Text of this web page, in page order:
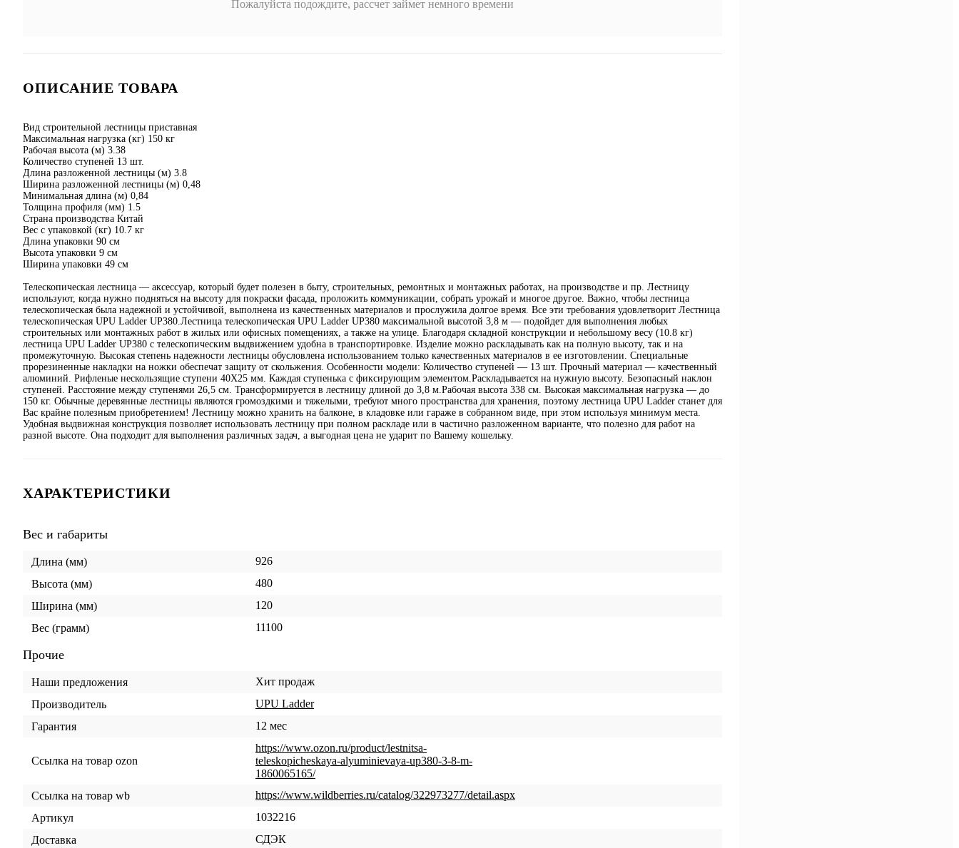
Пожалуйста подождите, рассчет займет немного времени
ОПИСАНИЕ ТОВАРА
Вид строительной лестницы приставная
Максимальная нагрузка (кг) 150 кг
Рабочая высота (м) 3.38
Количество ступеней 13 шт.
Длина разложенной лестницы (м) 3.8
Ширина разложенной лестницы (м) 0,48
Минимальная длина (м) 0,84
Толщина профиля (мм) 1.5
Страна производства Китай
Вес с упаковкой (кг) 10.7 кг
Длина упаковки 90 см
Высота упаковки 9 см
Ширина упаковки 49 см
Телескопическая лестница — аксессуар, который будет полезен в быту, строительных, ремонтных и монтажных работах, на производстве и пр. Лестницу
используют, когда нужно подняться на высоту для покраски фасада, проложить коммуникации, собрать урожай и многое другое. Важно, чтобы лестница
телескопическая была надежной и устойчивой, выполнена из качественных материалов и прослужила долгое время. Все эти требования удовлетворит Лестница
телескопическая UPU Ladder UP380.Лестница телескопическая UPU Ladder UP380 максимальной высотой 3,8 м — подойдет для выполнения любых
строительных или монтажных работ в жилых или офисных помещениях, а также на улице. Благодаря складной конструкции и небольшому весу (10.8 кг)
лестница UPU Ladder UP380 с телескопическим выдвижением удобна в транспортировке. Изделие можно раскладывать как на полную высоту, так и на
промежуточную. Высокая степень надежности лестницы обусловлена использованием только качественных материалов в ее изготовлении. Специальные
прорезиненные накладки на ножки обеспечат защиту от скольжения. Особенности модели: Количество ступеней — 13 шт. Прочный материал — качественный
алюминий. Рифленые нескользящие ступени 40Х25 мм. Каждая ступенька с фиксирующим элементом.Раскладывается на нужную высоту. Безопасный наклон
ступеней. Расстояние между ступенями 26,5 см. Трансформируется в лестницу длиной до 3,8 м.Рабочая высота 338 см. Высокая максимальная нагрузка — до
150 кг. Обычные деревянные лестницы являются громоздкими и тяжелыми, требуют много пространства для хранения, поэтому лестница UPU Ladder станет для
Вас крайне полезным приобретением! Лестницу можно хранить на балконе, в кладовке или гараже в собранном виде, при этом используя минимум места.
Удобная выдвижная конструкция позволяет использовать лестницу при полном раскладе или в частично разложенном варианте, что полезно для работ на
разной высоте. Она подходит для выполнения различных задач, а выгодная цена не ударит по Вашему кошельку.
ХАРАКТЕРИСТИКИ
Вес и габариты
Длина (мм)
926
Высота (мм)
480
Ширина (мм)
120
Вес (грамм)
11100
Прочие
Наши предложения
Хит продаж
Производитель
UPU Ladder
Гарантия
12 мес
Ссылка на товар ozon
https://www.ozon.ru/product/lestnitsa-
teleskopicheskaya-alyuminievaya-up380-3-8-m-
1860065165/
Ссылка на товар wb
https://www.wildberries.ru/catalog/322973277/detail.aspx
Артикул
1032216
Доставка
СДЭК